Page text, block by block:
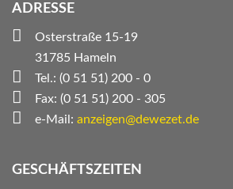
ADRESSE
Osterstraße 15-19
31785 Hameln
Tel.: (0 51 51) 200 - 0
Fax: (0 51 51) 200 - 305
e-Mail: anzeigen@dewezet.de
GESCHÄFTSZEITEN